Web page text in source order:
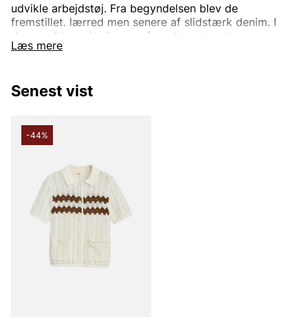
Læs mere
udvikle arbejdstøj. Fra begyndelsen blev de
fremstillet. lærred men senere af slidstærk denim. I
dag er virksomheden en af verdens største
tøjvirksomheder.
er Levi’s Det bruges til tøj verden rundt. Oprindeligt var
Levi's kun et produktnavn på de
diverse andre beklædningsgenstande og tilbehør. Den
mest kendte jeansmodel er
Informationen er hentet fra Wikipedia.
Andre populære mærker:
Senest vist
-44%